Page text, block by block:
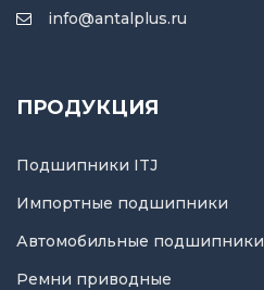
info@antalplus.ru
ПРОДУКЦИЯ
Подшипники ITJ
Импортные подшипники
Автомобильные подшипники
Ремни приводные